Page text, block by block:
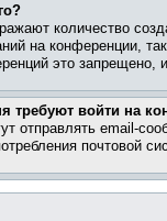
количество
на конференции,
это запрещено,
требуют войти на
отправлять email-
почтовой